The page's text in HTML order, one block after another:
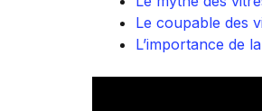
Le coupable des
L’importance de